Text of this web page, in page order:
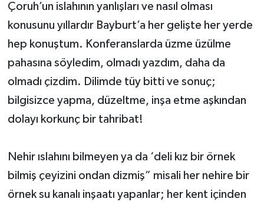
Çoruh’un islahının yanlışları ve nasıl olması
konusunu yıllardır Bayburt’a her gelişte her yerde
hep konuştum. Konferanslarda üzme üzülme
pahasına söyledim, olmadı yazdım, daha da
olmadı çizdim. Dilimde tüy bitti ve sonuç;
bilgisizce yapma, düzeltme, inşa etme aşkından
dolayı korkunç bir tahribat!
Nehir ıslahını bilmeyen ya da ‘deli kız bir örnek
bilmiş çeyizini ondan dizmiş” misali her nehire bir
örnek su kanalı inşaatı yapanlar; her kent içinden